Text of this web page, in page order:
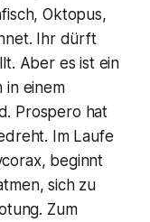
Oktopus,
Ihr dürft
Aber es ist ein
in einem
Prospero hat
Im Laufe
beginnt
sich zu
Zum